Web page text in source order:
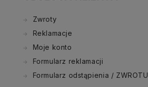
Zwroty
Reklamacje
Moje konto
Formularz reklamacji
Formularz odstąpienia / ZWROTU